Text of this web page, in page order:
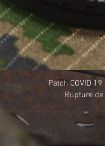
Patch COVID 19
Rupture